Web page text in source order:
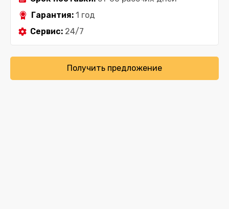
Гарантия: 1 год
Сервис: 24/7
Получить предложение